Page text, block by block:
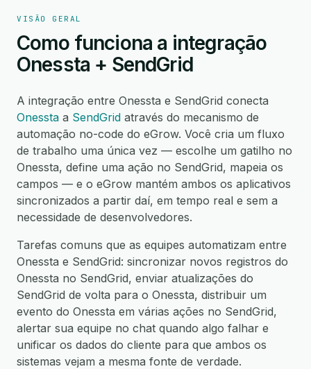
VISÃO GERAL
Como funciona a integração
Onessta + SendGrid
A integração entre Onessta e SendGrid conecta
Onessta a SendGrid através do mecanismo de
automação no-code do eGrow. Você cria um fluxo
de trabalho uma única vez — escolhe um gatilho no
Onessta, define uma ação no SendGrid, mapeia os
campos — e o eGrow mantém ambos os aplicativos
sincronizados a partir daí, em tempo real e sem a
necessidade de desenvolvedores.
Tarefas comuns que as equipes automatizam entre
Onessta e SendGrid: sincronizar novos registros do
Onessta no SendGrid, enviar atualizações do
SendGrid de volta para o Onessta, distribuir um
evento do Onessta em várias ações no SendGrid,
alertar sua equipe no chat quando algo falhar e
unificar os dados do cliente para que ambos os
sistemas vejam a mesma fonte de verdade.